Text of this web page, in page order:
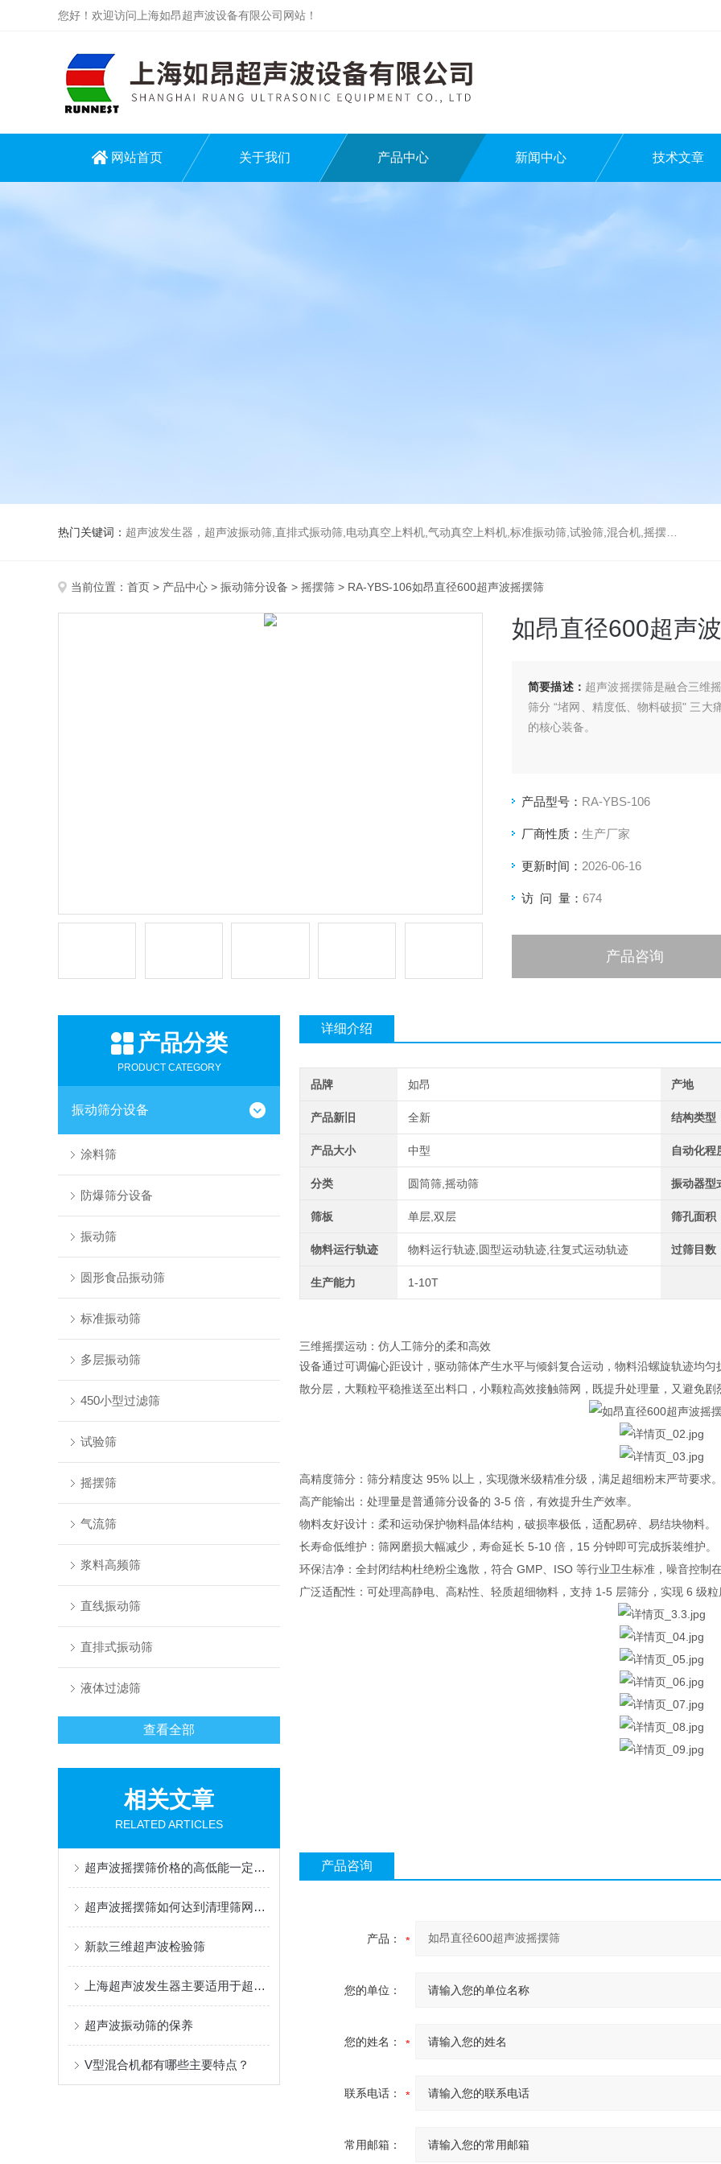
您好！欢迎访问上海如昂超声波设备有限公司网站！
网站首页 关于我们 产品中心 新闻中心 技术文章
热门关键词： 超声波发生器，超声波振动筛,直排式振动筛,电动真空上料机,气动真空上料机,标准振动筛,试验筛,混合机,摇摆筛，检验筛
当前位置： 首页 > 产品中心 > 振动筛分设备 > 摇摆筛 > RA-YBS-106如昂直径600超声波摇摆筛
如昂直径600超声
简要描述： 超声波摇摆筛是融合三维
筛分 “堵网、精度低、物料破损" 三大
的核心装备。
产品型号： RA-YBS-106
厂商性质： 生产厂家
更新时间： 2026-06-16
访 问 量： 674
产品咨询
产品分类
PRODUCT CATEGORY
振动筛分设备
涂料筛
防爆筛分设备
振动筛
圆形食品振动筛
标准振动筛
多层振动筛
450小型过滤筛
试验筛
摇摆筛
气流筛
浆料高频筛
直线振动筛
直排式振动筛
液体过滤筛
查看全部
相关文章
RELATED ARTICLES
超声波摇摆筛价格的高低能一定程度的反应出设备的性能
超声波摇摆筛如何达到清理筛网的目的
新款三维超声波检验筛
上海超声波发生器主要适用于超声波清洗使用
超声波振动筛的保养
V型混合机都有哪些主要特点？
详细介绍
品牌 如昂 产地
产品新旧 全新 结构类型
产品大小 中型 自动化程
分类 圆筒筛,摇动筛 振动器型
筛板 单层,双层 筛孔面积
物料运行轨迹 物料运行轨迹,圆型运动轨迹,往复式运动轨迹 过筛目数
生产能力 1-10T
三维摇摆运动：仿人工筛分的柔和高效
设备通过可调偏心距设计，驱动筛体产生水平与倾斜复合运动，物料沿螺旋轨迹均
散分层，大颗粒平稳推送至出料口，小颗粒高效接触筛网，既提升处理量，又避免
高精度筛分：筛分精度达 95% 以上，实现微米级精准分级，满足超细粉末严苛要求
高产能输出：处理量是普通筛分设备的 3-5 倍，有效提升生产效率。
物料友好设计：柔和运动保护物料晶体结构，破损率极低，适配易碎、易结块物料。
长寿命低维护：筛网磨损大幅减少，寿命延长 5-10 倍，15 分钟即可完成拆装维护。
环保洁净：全封闭结构杜绝粉尘逸散，符合 GMP、ISO 等行业卫生标准，噪音控制
广泛适配性：可处理高静电、高粘性、轻质超细物料，支持 1-5 层筛分，实现 6 级
产品咨询
产品：
您的单位：
您的姓名：
联系电话：
常用邮箱：